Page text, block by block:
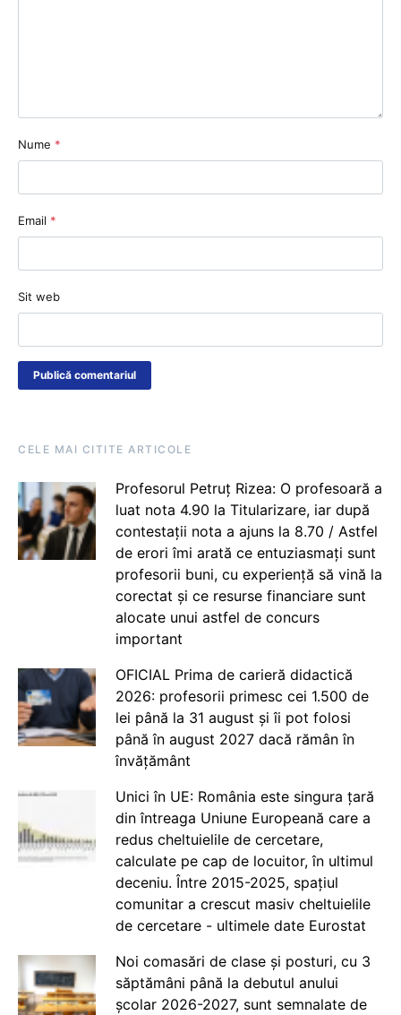
Nume *
Email *
Sit web
CELE MAI CITITE ARTICOLE
Profesorul Petruț Rizea: O profesoară a
luat nota 4.90 la Titularizare, iar după
contestații nota a ajuns la 8.70 / Astfel
de erori îmi arată ce entuziasmați sunt
profesorii buni, cu experiență să vină la
corectat și ce resurse financiare sunt
alocate unui astfel de concurs
important
OFICIAL Prima de carieră didactică
2026: profesorii primesc cei 1.500 de
lei până la 31 august și îi pot folosi
până în august 2027 dacă rămân în
învățământ
Unici în UE: România este singura țară
din întreaga Uniune Europeană care a
redus cheltuielile de cercetare,
calculate pe cap de locuitor, în ultimul
deceniu. Între 2015-2025, spațiul
comunitar a crescut masiv cheltuielile
de cercetare - ultimele date Eurostat
Noi comasări de clase și posturi, cu 3
săptămâni până la debutul anului
școlar 2026-2027, sunt semnalate de